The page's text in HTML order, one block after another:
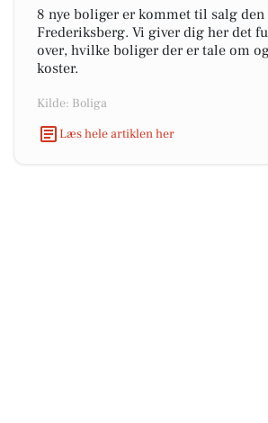
8 nye boliger er kommet til salg den
Frederiksberg. Vi giver dig her det
over, hvilke boliger der er tale om
koster.
Kilde: Boliga
Læs hele artiklen her